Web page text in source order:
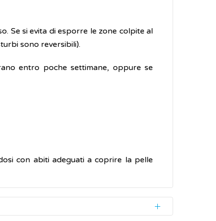
Se si evita di esporre le zone colpite al
sono reversibili).
entro poche settimane, oppure se
con abiti adeguati a coprire la pelle